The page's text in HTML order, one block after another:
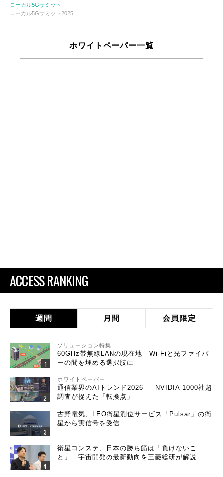
ローカル5Gサミット
ローカル5Gサミット2025
ホワイトペーパー一覧
ACCESS RANKING
週間 月間 会員限定
ソリューション特集
60GHz帯無線LANの現在地 Wi-Fiと光ファイバ
ーの間を埋める選択肢に
ホワイトペーパー
通信業界のAIトレンド2026 ― NVIDIA 1000社超
調査が捉えた「転換点」
古野電気、LEO衛星測位サービス「Pulsar」の衛
星から実信号を受信
衛星コンステ、日本の勝ち筋は「負けないこ
と」 宇宙開発の最新動向を三菱総研が解説